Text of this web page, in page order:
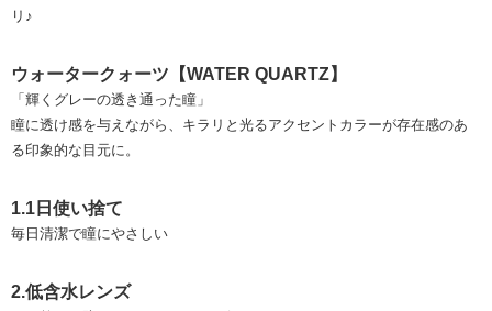
リ♪
ウォータークォーツ【WATER QUARTZ】
「輝くグレーの透き通った瞳」
瞳に透け感を与えながら、キラリと光るアクセントカラーが存在感のあ
る印象的な目元に。
1.1日使い捨て
毎日清潔で瞳にやさしい
2.低含水レンズ